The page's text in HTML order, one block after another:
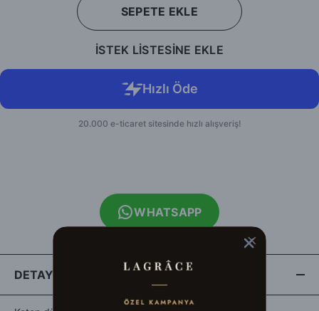
SEPETE EKLE
İSTEK LİSTESİNE EKLE
WHATSAPP
DETAYLAR